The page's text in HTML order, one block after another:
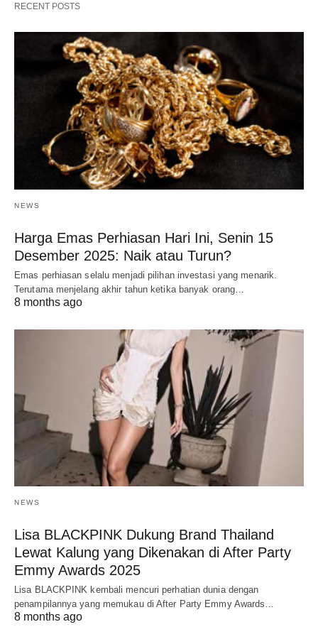
RECENT POSTS
NEWS
Harga Emas Perhiasan Hari Ini, Senin 15
Desember 2025: Naik atau Turun?
Emas perhiasan selalu menjadi pilihan investasi yang menarik.
Terutama menjelang akhir tahun ketika banyak orang…
8 months ago
NEWS
Lisa BLACKPINK Dukung Brand Thailand
Lewat Kalung yang Dikenakan di After Party
Emmy Awards 2025
Lisa BLACKPINK kembali mencuri perhatian dunia dengan
penampilannya yang memukau di After Party Emmy Awards…
8 months ago